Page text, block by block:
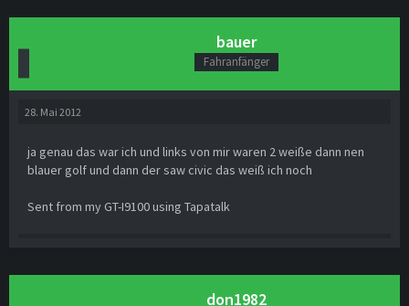
bauer
Fahranfänger
28. Mai 2012
ja genau das war ich und links von mir waren 2 weiße dann nen
blauer golf und dann der saw civic das weiß ich noch
Sent from my GT-I9100 using Tapatalk
don1982